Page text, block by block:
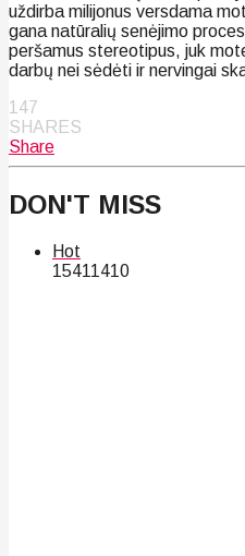
uždirba milijonus versdama
gana natūralių senėjimo
peršamus stereotipus, juk
darbų nei sėdėti ir nervingai
147
SHARES
Share
DON'T MISS
Hot
15411410